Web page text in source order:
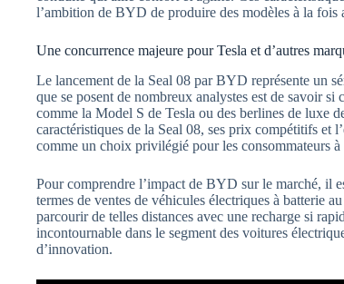
l’ambition de BYD de produire des modèles à la fois
Une concurrence majeure pour Tesla et d’autres
Le lancement de la Seal 08 par BYD représente un
que se posent de nombreux analystes est de savoir
comme la Model S de Tesla ou des berlines de luxe
caractéristiques de la Seal 08, ses prix compétitifs et
comme un choix privilégié pour les consommateurs
Pour comprendre l’impact de BYD sur le marché, il
termes de ventes de véhicules électriques à batterie
parcourir de telles distances avec une recharge si
incontournable dans le segment des voitures
d’innovation.